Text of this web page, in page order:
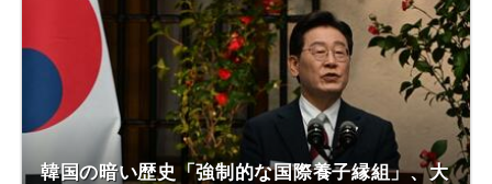
韓国の暗い歴史「強制的な国際養子縁組」、大